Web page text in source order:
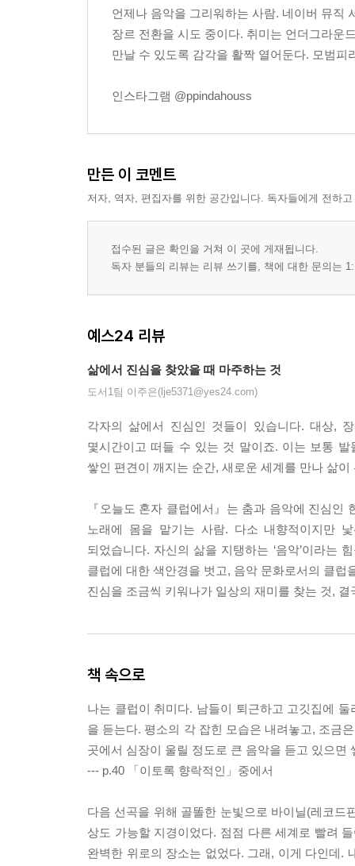
언제나 음악을 그리워하는 사람. 네이버 뮤직
장르 전환을 시도 중이다. 취미는 언더그라운
만날 수 있도록 감각을 활짝 열어둔다. 모범
인스타그램 @ppindahouss
만든 이 코멘트
저자, 역자, 편집자를 위한 공간입니다. 독자들에게 전하
접수된 글은 확인을 거쳐 이 곳에 게재됩니다.
독자 분들의 리뷰는 리뷰 쓰기를, 책에 대한 문의는
예스24 리뷰
삶에서 진심을 찾았을 때 마주하는 것
도서1팀 이주은(lje5371@yes24.com)
각자의 삶에서 진심인 것들이 있습니다. 대상,
몇시간이고 떠들 수 있는 것 말이죠. 이는 보통
쌓인 편견이 깨지는 순간, 새로운 세계를 만나 삶
『오늘도 혼자 클럽에서』는 춤과 음악에 진심
노래에 몸을 맡기는 사람. 다소 내향적이지만
되었습니다. 자신의 삶을 지탱하는 ‘음악’이라는
클럽에 대한 색안경을 벗고, 음악 문화로서의 클
진심을 조금씩 키워나가 일상의 재미를 찾는 것,
책 속으로
나는 클럽이 취미다. 남들이 퇴근하고 고깃집에
을 듣는다. 평소의 각 잡힌 모습은 내려놓고, 조금
곳에서 심장이 울릴 정도로 큰 음악을 듣고 있으면
--- p.40 「이토록 향락적인」중에서
다음 선곡을 위해 골똘한 눈빛으로 바이닐(레코
상도 가능할 지경이었다. 점점 다른 세계로 빨려
완벽한 위로의 장소는 없었다. 그래, 이게 다인데.